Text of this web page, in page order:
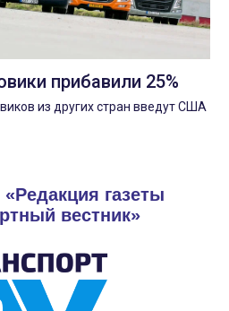
прибавили 25%
из других стран введут США
газеты
вестник»